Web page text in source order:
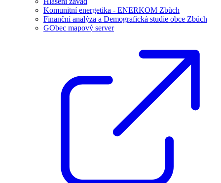
Komunitní energetika - ENERKOM Zbůch
Finanční analýza a Demografická studie obce Zbůch
GObec mapový server